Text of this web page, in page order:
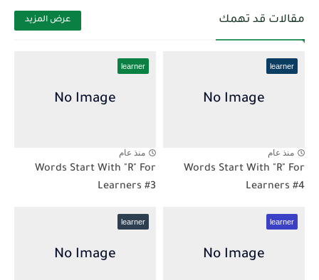
مقالات قد تهمك عرض المزيد
learner
منذ عام
Words Start With "R" For
Learners #4
learner
منذ عام
Words Start With "R" For
Learners #3
learner
learner